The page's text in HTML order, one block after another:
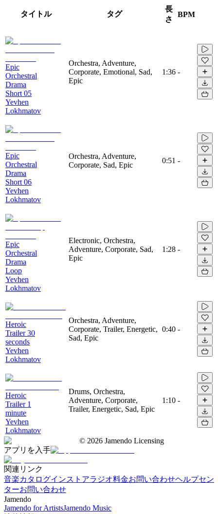
タイトル タグ
長
さ
BPM
Epic
Orchestral
Drama
Short 05
Yevhen
Lokhmatov
Orchestra, Adventure,
Corporate, Emotional, Sad,
Epic
1:36 -
Epic
Orchestral
Drama
Short 06
Yevhen
Lokhmatov
Orchestra, Adventure,
Corporate, Sad, Epic
0:51 -
Epic
Orchestral
Drama
Loop
Yevhen
Lokhmatov
Electronic, Orchestra,
Adventure, Corporate, Sad,
Epic
1:28 -
Heroic
Trailer 30
seconds
Yevhen
Lokhmatov
Orchestra, Adventure,
Corporate, Trailer, Energetic,
Sad, Epic
0:40 -
Heroic
Trailer 1
minute
Yevhen
Lokhmatov
Drums, Orchestra,
Adventure, Corporate,
Trailer, Energetic, Sad, Epic
1:10 -
© 2026 Jamendo Licensing
アプリを入手
関連リンク
音楽カタログインストアラジオ料金お問い合わせヘルプセン
ターお問い合わせ
Jamendo
Jamendo for ArtistsJamendo Music